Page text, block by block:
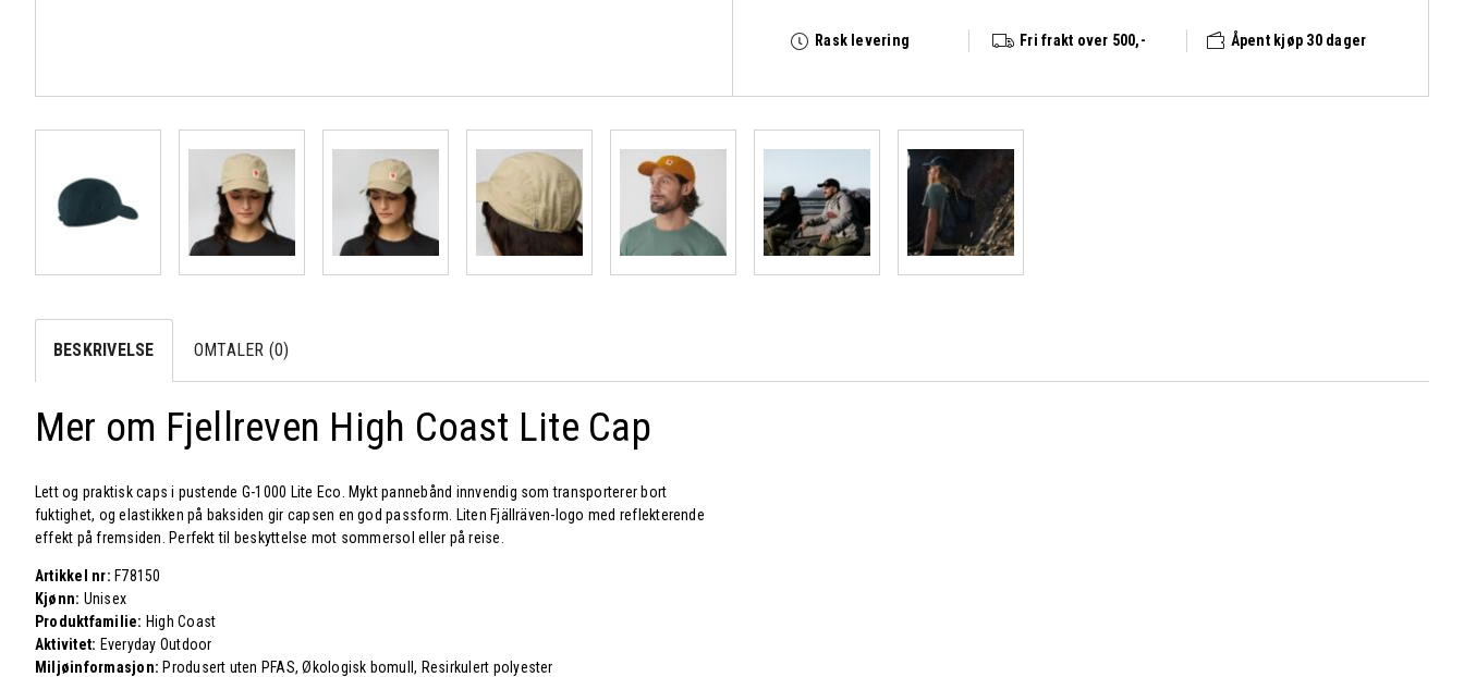
Rask levering Fri frakt over 500,- Åpent kjøp 30 dager
BESKRIVELSE OMTALER (0)
Mer om Fjellreven High Coast Lite Cap
Lett og praktisk caps i pustende G-1000 Lite Eco. Mykt pannebånd innvendig som transporterer bort
fuktighet, og elastikken på baksiden gir capsen en god passform. Liten Fjällräven-logo med reflekterende
effekt på fremsiden. Perfekt til beskyttelse mot sommersol eller på reise.
Artikkel nr: F78150
Kjønn: Unisex
Produktfamilie: High Coast
Aktivitet: Everyday Outdoor
Miljøinformasjon: Produsert uten PFAS, Økologisk bomull, Resirkulert polyester